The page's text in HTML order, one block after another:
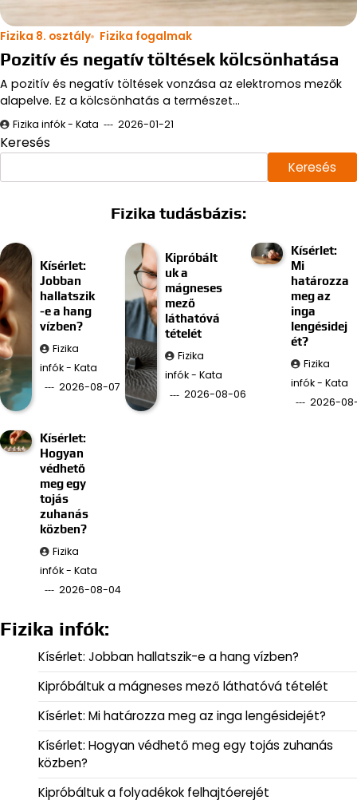
Fizika 8. osztály Fizika fogalmak
Pozitív és negatív töltések kölcsönhatása
A pozitív és negatív töltések vonzása az elektromos mezők
alapelve. Ez a kölcsönhatás a természet…
Fizika infók - Kata 2026-01-21
Keresés
Keresés
Fizika tudásbázis:
Kísérlet:
Jobban
hallatszik
-e a hang
vízben?
Fizika
infók - Kata
2026-08-07
Kipróbált
uk a
mágneses
mező
láthatóvá
tételét
Fizika
infók - Kata
2026-08-06
Kísérlet:
Mi
határozza
meg az
inga
lengésidej
ét?
Fizika
infók - Kata
2026-
Kísérlet:
Hogyan
védhető
meg egy
tojás
zuhanás
közben?
Fizika
infók - Kata
2026-08-04
Fizika infók:
Kísérlet: Jobban hallatszik-e a hang vízben?
Kipróbáltuk a mágneses mező láthatóvá tételét
Kísérlet: Mi határozza meg az inga lengésidejét?
Kísérlet: Hogyan védhető meg egy tojás zuhanás
közben?
Kipróbáltuk a folyadékok felhajtóerejét